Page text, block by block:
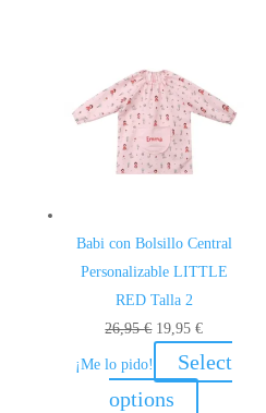
Babi con Bolsillo Central
Personalizable LITTLE
RED Talla 2
26,95€ El
precio
original
19,95€El
precio
actual
¡Me lo pido!
Select
options